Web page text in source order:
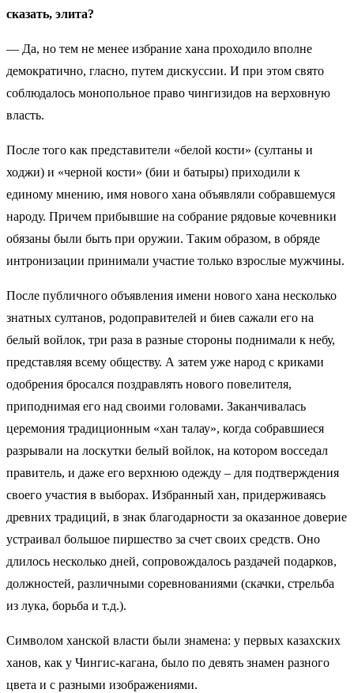
сказать, элита?
— Да, но тем не менее избрание хана проходило вполне
демократично, гласно, путем дискуссии. И при этом свято
соблюдалось монопольное право чингизидов на верховную
власть.
После того как представители «белой кости» (султаны и
ходжи) и «черной кости» (бии и батыры) приходили к
единому мнению, имя нового хана объявляли собравшемуся
народу. Причем прибывшие на собрание рядовые кочевники
обязаны были быть при оружии. Таким образом, в обряде
интронизации принимали участие только взрослые мужчины.
После публичного объявления имени нового хана несколько
знатных султанов, родоправителей и биев сажали его на
белый войлок, три раза в разные стороны поднимали к небу,
представляя всему обществу. А затем уже народ с криками
одобрения бросался поздравлять нового повелителя,
приподнимая его над своими головами. Заканчивалась
церемония традиционным «хан талау», когда собравшиеся
разрывали на лоскутки белый войлок, на котором восседал
правитель, и даже его верхнюю одежду – для подтверждения
своего участия в выборах. Избранный хан, придерживаясь
древних традиций, в знак благодарности за оказанное доверие
устраивал большое пиршество за счет своих средств. Оно
длилось несколько дней, сопровождалось раздачей подарков,
должностей, различными соревнованиями (скачки, стрельба
из лука, борьба и т.д.).
Символом ханской власти были знамена: у первых казахских
ханов, как у Чингис-кагана, было по девять знамен разного
цвета и с разными изображениями.